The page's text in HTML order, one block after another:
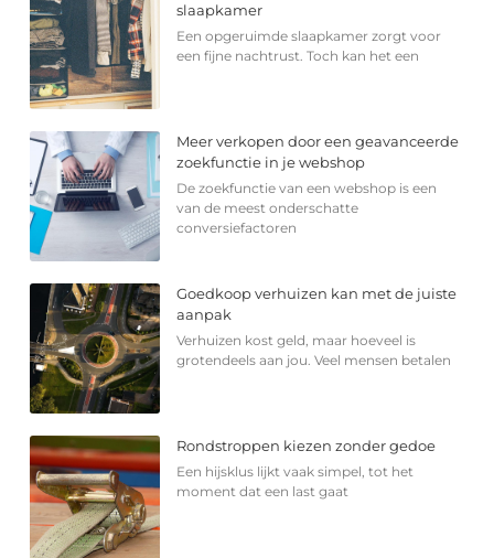
slaapkamer
Een opgeruimde slaapkamer zorgt voor
een fijne nachtrust. Toch kan het een
Meer verkopen door een geavanceerde
zoekfunctie in je webshop
De zoekfunctie van een webshop is een
van de meest onderschatte
conversiefactoren
Goedkoop verhuizen kan met de juiste
aanpak
Verhuizen kost geld, maar hoeveel is
grotendeels aan jou. Veel mensen betalen
Rondstroppen kiezen zonder gedoe
Een hijsklus lijkt vaak simpel, tot het
moment dat een last gaat